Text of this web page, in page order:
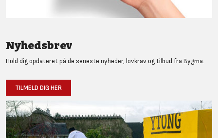
Nyhedsbrev
Hold dig opdateret på de seneste nyheder, lovkrav og tilbud fra Bygma.
TILMELD DIG HER